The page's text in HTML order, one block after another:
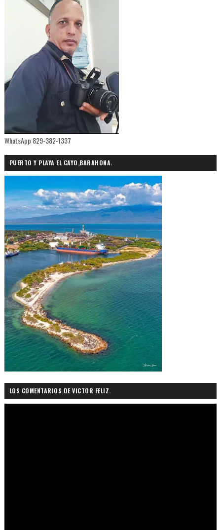
WhatsApp 829-382-1337
PUERTO Y PLAYA EL CAYO,BARAHONA.
LOS COMENTARIOS DE VICTOR FELIZ.